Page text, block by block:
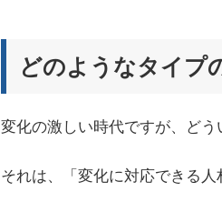
どのようなタイプ
変化の激しい時代ですが、ど
それは、「変化に対応できる人